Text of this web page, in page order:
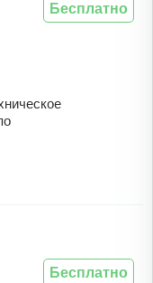
Бесплатно
Бесплатно